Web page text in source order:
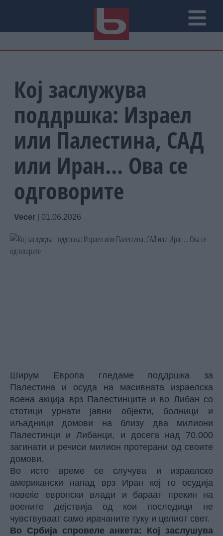
Кој заслужува
поддршка: Израел
или Палестина, САД
или Иран... Ова се
одговорите
Vecer 01.06.2026
Ширум Европа гледаме поддршка за
Палестина и осуда на масивната израелска
воена акција врз Палестинците и во Либан со
стотици урнати јавни објекти, болници и
иљадници домови на близу два милиони
Палестинци и Либанци, и досега над 70.000
загинати и речиси милион протерани од своите
домови.
Во исто време се случува и израелско
американски напад врз Иран кој го осудија
повеќе европски влади и бараат прекин на
воените дејствија од кои последици не
чувствуваат само ирачаните туку и целиот свет.
Во Србија спровеле анкета: Кој заслушува